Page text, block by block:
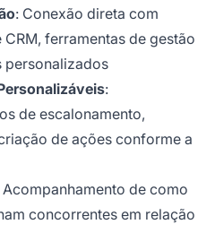
: Conexão direta com
CRM, ferramentas de gestão
personalizados
:
de escalonamento,
de ações conforme a
Acompanhamento de como
concorrentes em relação